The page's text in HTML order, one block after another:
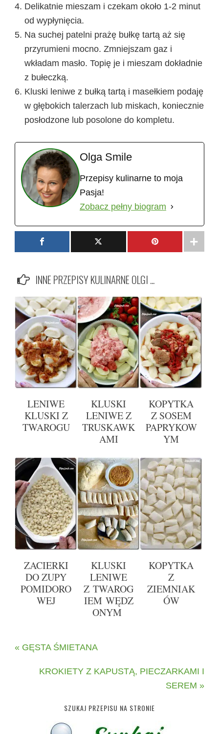
Delikatnie mieszam i czekam około 1-2 minut
od wypłynięcia.
Na suchej patelni prażę bułkę tartą aż się
przyrumieni mocno. Zmniejszam gaz i
wkładam masło. Topię je i mieszam dokładnie
z bułeczką.
Kluski leniwe z bułką tartą i masełkiem podaję
w głębokich talerzach lub miskach, koniecznie
posłodzone lub posolone do kompletu.
Olga Smile
Przepisy kulinarne to moja
Pasja!
Zobacz pełny biogram
INNE PRZEPISY KULINARNE OLGI ...
LENIWE
KLUSKI Z
TWAROGU
KLUSKI
LENIWE Z
TRUSKAWK
AMI
KOPYTKA
Z SOSEM
PAPRYKOW
YM
ZACIERKI
DO ZUPY
POMIDORO
WEJ
KLUSKI
LENIWE
Z TWAROG
IEM WĘDZ
ONYM
KOPYTKA
Z
ZIEMNIAK
ÓW
« GĘSTA ŚMIETANA
KROKIETY Z KAPUSTĄ, PIECZARKAMI I
SEREM »
SZUKAJ PRZEPISU NA STRONIE